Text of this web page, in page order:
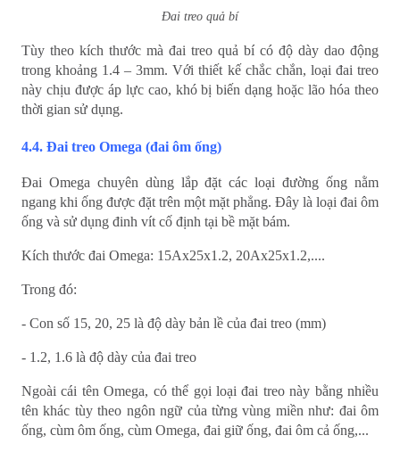
Đai treo quả bí
Tùy theo kích thước mà đai treo quả bí có độ dày dao động
trong khoảng 1.4 – 3mm. Với thiết kế chắc chắn, loại đai treo
này chịu được áp lực cao, khó bị biến dạng hoặc lão hóa theo
thời gian sử dụng.
4.4. Đai treo Omega (đai ôm ống)
Đai Omega chuyên dùng lắp đặt các loại đường ống nằm
ngang khi ống được đặt trên một mặt phẳng. Đây là loại đai ôm
ống và sử dụng đinh vít cố định tại bề mặt bám.
Kích thước đai Omega: 15Ax25x1.2, 20Ax25x1.2,....
Trong đó:
- Con số 15, 20, 25 là độ dày bản lề của đai treo (mm)
- 1.2, 1.6 là độ dày của đai treo
Ngoài cái tên Omega, có thể gọi loại đai treo này bằng nhiều
tên khác tùy theo ngôn ngữ của từng vùng miền như: đai ôm
ống, cùm ôm ống, cùm Omega, đai giữ ống, đai ôm cả ống,...